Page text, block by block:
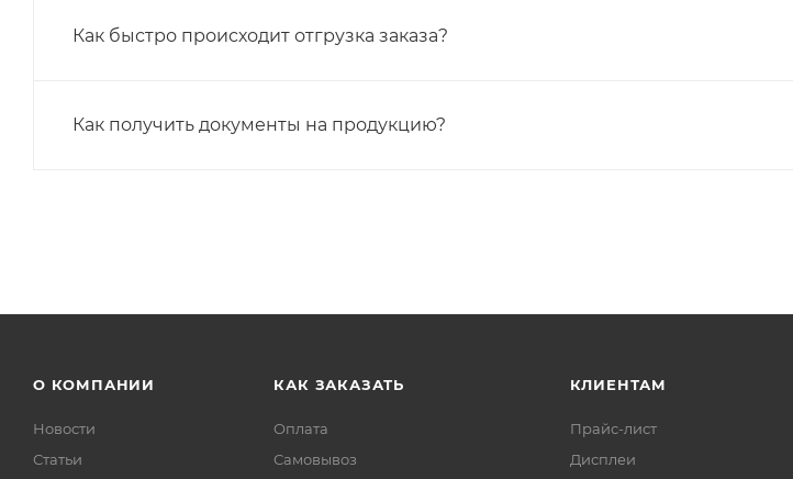
Как быстро происходит отгрузка заказа?
Как получить документы на продукцию?
О КОМПАНИИ
Новости
Статьи
КАК ЗАКАЗАТЬ
Оплата
Самовывоз
КЛИЕНТАМ
Прайс-лист
Дисплеи